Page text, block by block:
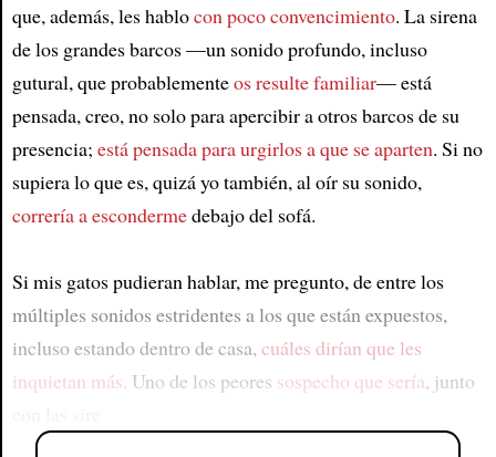
que, además, les hablocon poco convencimiento. La sirena
de los grandes barcos —un sonido profundo, incluso
gutural, que probablementeos resulte familiar— está
pensada, creo, no solo para apercibir a otros barcos de su
presencia; está pensada para urgirlos a que se aparten. Si no
supiera lo que es, quizá yo también, al oír su sonido,
correría a escondermedebajo del sofá.
Si mis gatos pudieran hablar, me pregunto, de entre los
múltiples sonidos estridentes a los que están expuestos,
incluso estando dentro de casa,cuáles dirían que les
inquietan más. Uno de los peores sospecho que sería, junto